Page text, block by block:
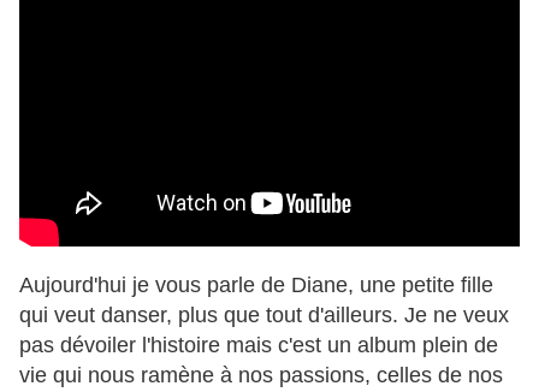
Aujourd'hui je vous parle de Diane, une petite fille
qui veut danser, plus que tout d'ailleurs. Je ne veux
pas dévoiler l'histoire mais c'est un album plein de
vie qui nous ramène à nos passions, celles de nos